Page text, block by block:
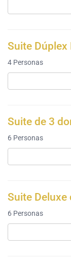
Suite Dúplex
4 Personas
Suite de 3
6 Personas
Suite Deluxe
6 Personas